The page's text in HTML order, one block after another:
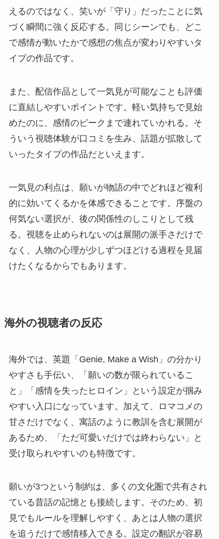
えるのではなく、笑いが「守り」だったことに気
づく瞬間に強く反応する。同じシーンでも、どこ
で感情が動いたかで感想の焦点が変わりやすいタ
イプの作品です。
また、配信作品として一気見が可能なことも評価
に直結しやすいポイントです。軽い気持ちで見始
めたのに、感情のピークまで連れていかれる。そ
ういう視聴体験が口コミを生み、話題が拡散して
いったタイプの作品だといえます。
一気見の利点は、願いが物語の中でどれほど複利
的に効いてくるかを体感できることです。序盤の
何気ない選択が、後の関係性のしこりとして残
る。視聴を止められないのは展開の派手さだけで
なく、人物の心理が少しずつほどける過程を見届
けたくなるからでもあります。
海外の視聴者の反応
海外では、英題「Genie, Make a Wish」の分かり
やすさも手伝い、「願いの数が限られているこ
と」「感情を失ったヒロイン」という設定が掴み
やすい入口になっています。加えて、ロマコメの
甘さだけでなく、寓話のように教訓を含む展開が
あるため、「ただ可愛いだけでは終わらない」と
受け取られやすいのも特徴です。
願いが3つという制約は、多くの文化圏で共有され
ている昔話の記憶とも接続します。そのため、初
見でもルールを理解しやすく、あとは人物の選択
を追うだけで感情移入できる。設定の翻訳が容易